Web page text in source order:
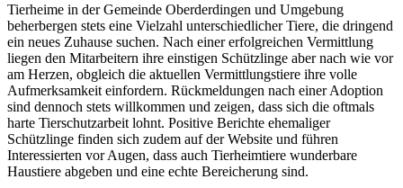
Tierheime in der Gemeinde Oberderdingen und Umgebung
beherbergen stets eine Vielzahl unterschiedlicher Tiere, die dringend
ein neues Zuhause suchen. Nach einer erfolgreichen Vermittlung
liegen den Mitarbeitern ihre einstigen Schützlinge aber nach wie vor
am Herzen, obgleich die aktuellen Vermittlungstiere ihre volle
Aufmerksamkeit einfordern. Rückmeldungen nach einer Adoption
sind dennoch stets willkommen und zeigen, dass sich die oftmals
harte Tierschutzarbeit lohnt. Positive Berichte ehemaliger
Schützlinge finden sich zudem auf der Website und führen
Interessierten vor Augen, dass auch Tierheimtiere wunderbare
Haustiere abgeben und eine echte Bereicherung sind.